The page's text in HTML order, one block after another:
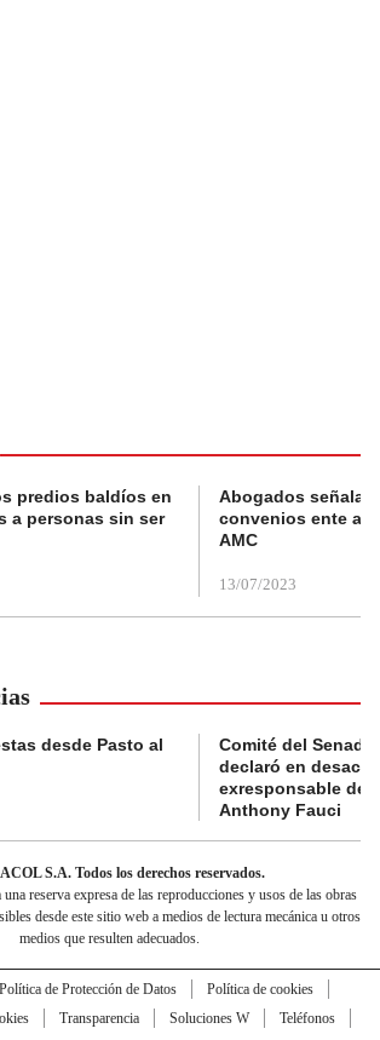
predios baldíos en
a personas sin ser
Abogados
convenios ente
AMC
13/07/2023
desde Pasto al
Comité del Senado
declaró en
exresponsable de
Anthony Fauci
S.A. Todos los derechos reservados.
reserva expresa de las reproducciones y usos de las obras
desde este sitio web a medios de lectura mecánica u otros
medios que resulten adecuados.
Política de Protección de Datos
Política de cookies
Transparencia Soluciones W
Teléfonos